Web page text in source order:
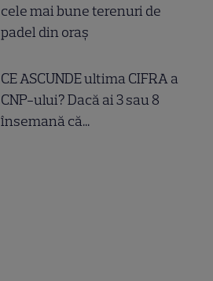
cele mai bune terenuri de
padel din oraș
CE ASCUNDE ultima CIFRA a
CNP-ului? Dacă ai 3 sau 8
însemană că...